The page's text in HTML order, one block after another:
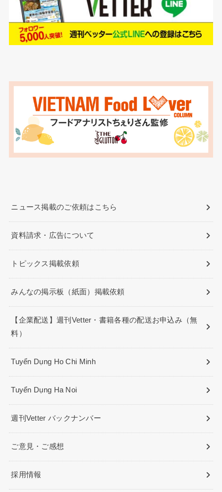
ニュース掲載のご依頼はこちら
資料請求・広告について
トピックス掲載依頼
みんなの掲示板（紙面）掲載依頼
【企業配送】週刊Vetter・書籍各種の配送お申込み（無
料）
Tuyển Dụng Ho Chi Minh
Tuyển Dụng Ha Noi
週刊Vetter バックナンバー
ご意見・ご感想
採用情報